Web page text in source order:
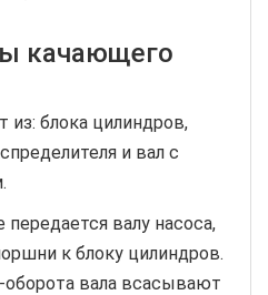
качающего
из: блока цилиндров,
и вал с
валу насоса,
к блоку цилиндров.
вала всасывают